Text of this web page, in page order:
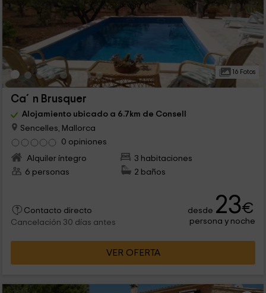
16 Fotos
Ca´n Brusquer
Alojamiento ubicado a 6.7km de Consell
Sencelles, Mallorca
0 opiniones
Alquiler íntegro
3 habitaciones
6 personas
2 baños
Contacto directo
Cancelación 30 días antes
desde 23€
persona y noche
VER OFERTA